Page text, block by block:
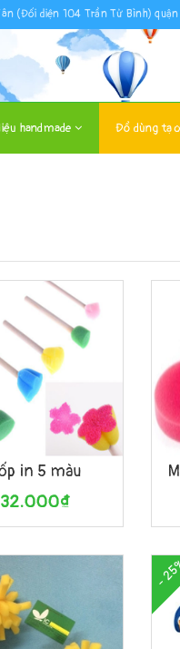
(Đối diện 104 Trần Tử Bình) quận
handmade Đồ dùng
in 5 màu
32.000₫
Xem nhanh
-